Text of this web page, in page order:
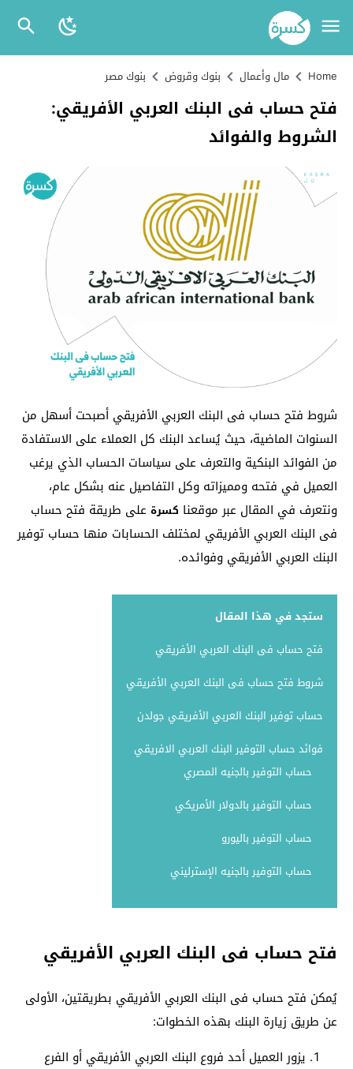
Home مال وأعمال بنوك وقروض بنوك مصر
فتح حساب فى البنك العربي الأفريقي:
الشروط والفوائد
شروط فتح حساب فى البنك العربي الأفريقي أصبحت أسهل من
السنوات الماضية، حيث يُساعد البنك كل العملاء على الاستفادة
من الفوائد البنكية والتعرف على سياسات الحساب الذي يرغب
العميل في فتحه ومميزاته وكل التفاصيل عنه بشكل عام،
ونتعرف في المقال عبر موقعنا كسرة على طريقة فتح حساب
فى البنك العربي الأفريقي لمختلف الحسابات منها حساب توفير
البنك العربي الأفريقي وفوائده.
ستجد في هذا المقال
فتح حساب فى البنك العربي الأفريقي
شروط فتح حساب فى البنك العربي الأفريقي
حساب توفير البنك العربي الأفريقي جولدن
فوائد حساب التوفير البنك العربي الافريقي
حساب التوفير بالجنيه المصري
حساب التوفير بالدولار الأمريكي
حساب التوفير باليورو
حساب التوفير بالجنيه الإسترليني
فتح حساب فى البنك العربي الأفريقي
يُمكن فتح حساب فى البنك العربي الأفريقي بطريقتين، الأولى
عن طريق زيارة البنك بهذه الخطوات:
يزور العميل أحد فروع البنك العربي الأفريقي أو الفرع